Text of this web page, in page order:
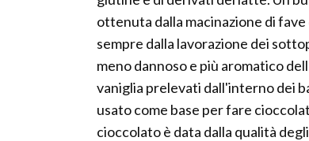
ottenuta dalla macinazione di
sempre dalla lavorazione dei
meno dannoso e più aromatico
vaniglia prelevati dall'interno dei
usato come base per fare
cioccolato è data dalla qualità